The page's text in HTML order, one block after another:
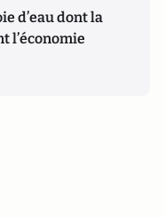
d’eau dont la
l’économie